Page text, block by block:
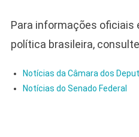
Para informações oficiais
política brasileira,
Notícias da Câmara dos
Notícias do Senado Federal